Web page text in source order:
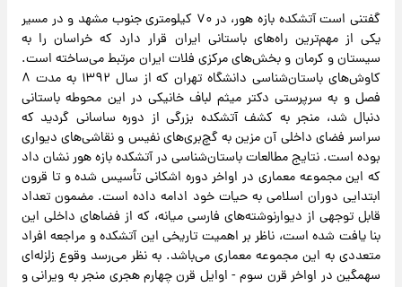
گفتنی است آتشکده بازه هور، در ۷۰ کیلومتری جنوب مشهد و در مسیر
یکی از مهم‌ترین راه‌های باستانی ایران قرار دارد که خراسان را به
سیستان و کرمان و بخش‌های مرکزی فلات ایران مرتبط می‌ساخته است.
کاوش‌های باستان‌شناسی دانشگاه تهران که از سال ۱۳۹۲ به مدت ۸
فصل و به سرپرستی دکتر میثم لباف خانیکی در این محوطه باستانی
دنبال شد، منجر به کشف آتشکده بزرگی از دوره ساسانی گردید که
سراسر فضای داخلی آن مزین به گچ‌بری‌های نفیس و نقاشی‌های دیواری
بوده است. نتایج مطالعات باستان‌شناسی در آتشکده بازه هور نشان داد
که این مجموعه معماری در اواخر دوره اشکانی تأسیس شده و تا قرون
ابتدایی دوران اسلامی به حیات خود ادامه داده است. مضمون تعداد
قابل توجهی از دیوارنوشته‌های فارسی میانه، که از فضاهای داخلی این
بنا یافت شده است، ناظر بر اهمیت تاریخی این آتشکده و مراجعه افراد
متعددی به این مجموعه معماری می‌باشد. به نظر می‌رسد وقوع زلزله‌ای
سهمگین در اواخر قرن سوم - اوایل قرن چهارم هجری منجر به ویرانی و